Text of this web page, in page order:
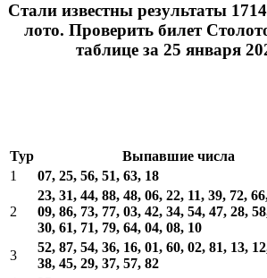
Стали известны результаты
лото. Проверить билет
таблице за 25 января
Тур Выпавшие числа
1
07, 25, 56, 51, 63, 18
2
23, 31, 44, 88, 48, 06, 22, 11, 39, 72,
09, 86, 73, 77, 03, 42, 34, 54, 47, 28,
30, 61, 71, 79, 64, 04, 08, 10
3
52, 87, 54, 36, 16, 01, 60, 02, 81, 13,
38, 45, 29, 37, 57, 82